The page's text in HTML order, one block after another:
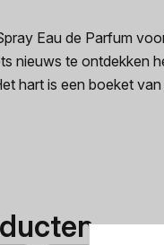
Eau de Parfum
nieuws te ontdekken
hart is een boeket